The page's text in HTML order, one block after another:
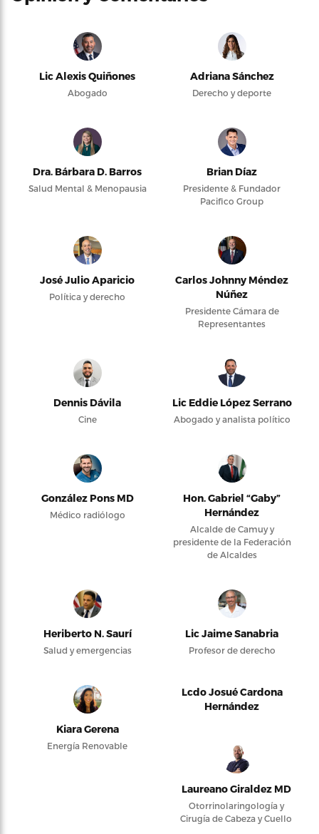
Lic Alexis Quiñones
Abogado
Adriana Sánchez
Derecho y deporte
Dra. Bárbara D. Barros
Salud Mental & Menopausia
Brian Díaz
Presidente & Fundador
Pacifico Group
José Julio Aparicio
Política y derecho
Carlos Johnny Méndez
Núñez
Presidente Cámara de
Representantes
Dennis Dávila
Cine
Lic Eddie López Serrano
Abogado y analista político
González Pons MD
Médico radiólogo
Hon. Gabriel “Gaby”
Hernández
Alcalde de Camuy y
presidente de la Federación
de Alcaldes
Heriberto N. Saurí
Salud y emergencias
Lic Jaime Sanabria
Profesor de derecho
Kiara Gerena
Energía Renovable
Lcdo Josué Cardona
Hernández
Laureano Giraldez MD
Otorrinolaringología y
Cirugía de Cabeza y Cuello